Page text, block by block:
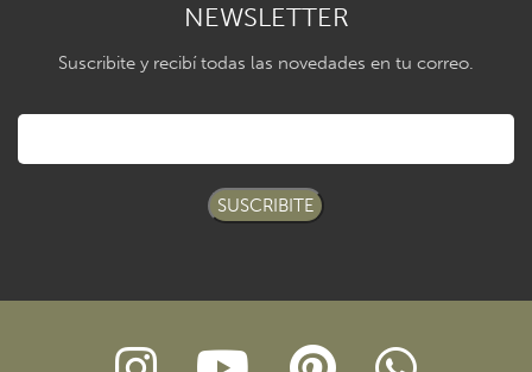
NEWSLETTER
Suscribite y recibí todas las novedades en tu correo.
SUSCRIBITE